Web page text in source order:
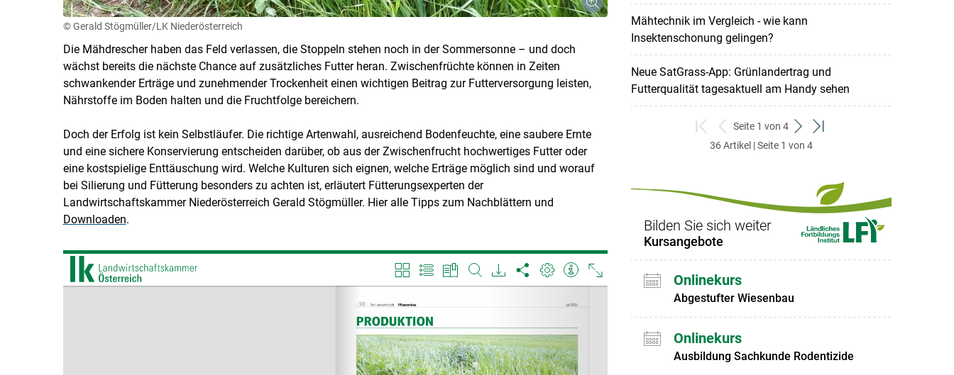
Skip to main content
© Gerald Stögmüller/LK Niederösterreich
Die Mähdrescher haben das Feld verlassen, die Stoppeln stehen noch in der Sommersonne – und doch
wächst bereits die nächste Chance auf zusätzliches Futter heran. Zwischenfrüchte können in Zeiten
schwankender Erträge und zunehmender Trockenheit einen wichtigen Beitrag zur Futterversorgung leisten,
Nährstoffe im Boden halten und die Fruchtfolge bereichern.
Doch der Erfolg ist kein Selbstläufer. Die richtige Artenwahl, ausreichend Bodenfeuchte, eine saubere Ernte
und eine sichere Konservierung entscheiden darüber, ob aus der Zwischenfrucht hochwertiges Futter oder
eine kostspielige Enttäuschung wird. Welche Kulturen sich eignen, welche Erträge möglich sind und worauf
bei Silierung und Fütterung besonders zu achten ist, erläutert Fütterungsexperten der
Landwirtschaftskammer Niederösterreich Gerald Stögmüller. Hier alle Tipps zum Nachblättern und
Downloaden.
Mähtechnik im Vergleich - wie kann
Insektenschonung gelingen?
Neue SatGrass-App: Grünlandertrag und
Futterqualität tagesaktuell am Handy sehen
zum
ersten
zurück
zum
Seite 1 von 4
weiter
zum
zum
36 Artikel | Seite 1 von 4
Bilden Sie sich weiter
Kursangebote
Onlinekurs
Abgestufter Wiesenbau
Onlinekurs
Ausbildung Sachkunde Rodentizide